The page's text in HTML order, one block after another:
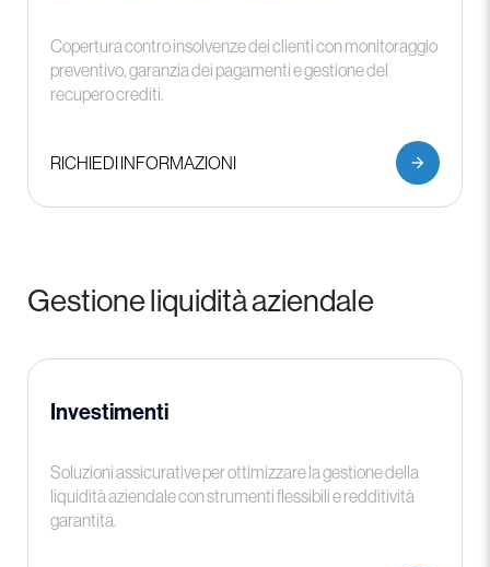
Copertura contro insolvenze dei clienti con monitoraggio
preventivo, garanzia dei pagamenti e gestione del
recupero crediti.
RICHIEDI INFORMAZIONI
Gestione liquidità aziendale
Investimenti
Soluzioni assicurative per ottimizzare la gestione della
liquidità aziendale con strumenti flessibili e redditività
garantita.